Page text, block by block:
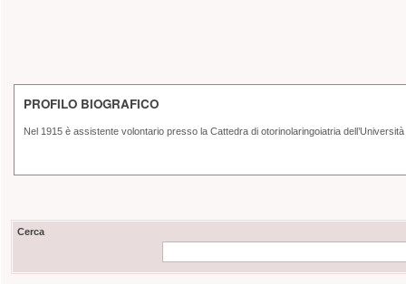
PROFILO BIOGRAFICO
Nel 1915 è assistente volontario presso la Cattedra di otorinolaringoiatria
Cerca